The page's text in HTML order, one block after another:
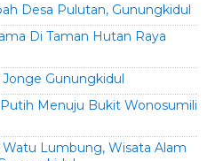
Desa Pulutan, Gunungkidul
Di Taman Hutan Raya
Gunungkidul
Menuju Bukit Wonosumilir
Lumbung, Wisata Alam